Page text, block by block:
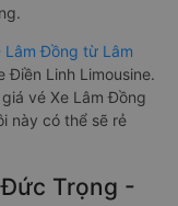
Đồng từ Lâm
Điền Linh Limousine.
vé Xe Lâm Đồng
này có thể sẽ rẻ
Trọng -